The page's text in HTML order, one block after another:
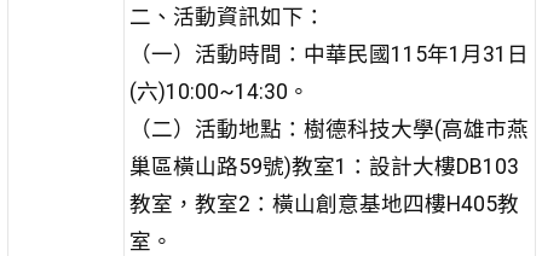
二、活動資訊如下：
（一）活動時間：中華民國115年1月31日
(六)10:00~14:30。
（二）活動地點：樹德科技大學(高雄市燕
巢區橫山路59號)教室1：設計大樓DB103
教室，教室2：橫山創意基地四樓H405教
室。